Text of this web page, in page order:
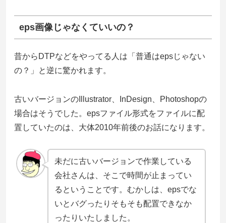
eps画像じゃなくていいの？
昔からDTPなどをやってる人は「普通はepsじゃない
の？」と逆に驚かれます。
古いバージョンのIllustrator、InDesign、Photoshopの
場合はそうでした。epsファイル形式をファイルに配
置していたのは、大体2010年前後のお話になります。
未だに古いバージョンで作業している
会社さんは、そこで時間が止まってい
るということです。むかしは、epsでな
いとバグったりそもそも配置できなか
ったりいたしました。